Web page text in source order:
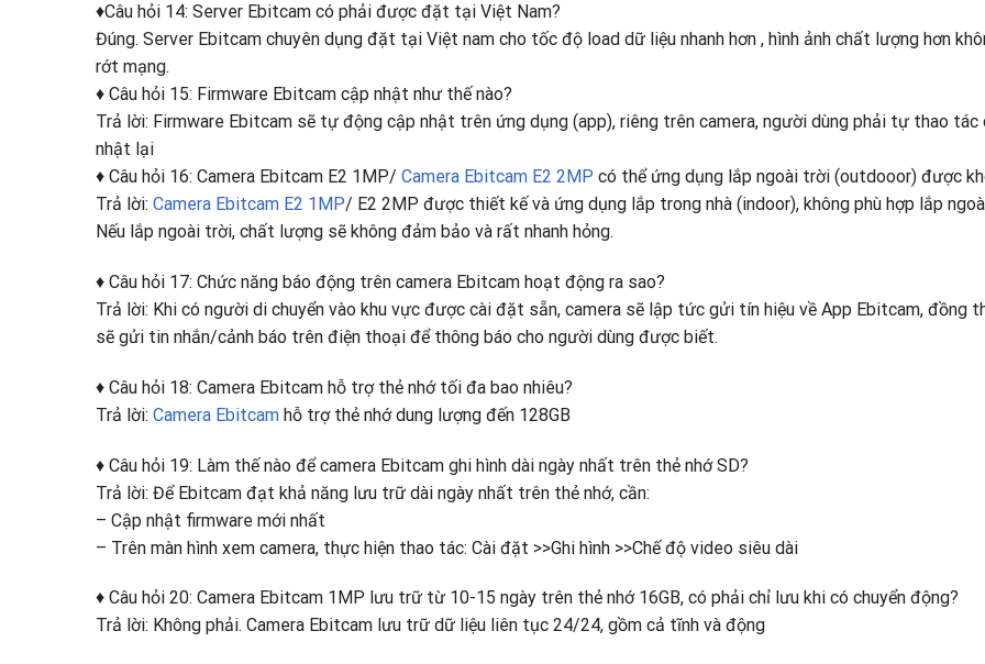
♦Câu hỏi 14: Server Ebitcam có phải được đặt tại Việt Nam?
Đúng. Server Ebitcam chuyên dụng đặt tại Việt nam cho tốc độ load dữ liệu nhanh hơn , hình ảnh chất lượng hơn
rớt mạng.
♦ Câu hỏi 15: Firmware Ebitcam cập nhật như thế nào?
Trả lời: Firmware Ebitcam sẽ tự động cập nhật trên ứng dụng (app), riêng trên camera, người dùng phải tự thao tác
nhật lại
♦ Câu hỏi 16: Camera Ebitcam E2 1MP/ Camera Ebitcam E2 2MP có thể ứng dụng lắp ngoài trời (outdooor) được
Trả lời: Camera Ebitcam E2 1MP/ E2 2MP được thiết kế và ứng dụng lắp trong nhà (indoor), không phù hợp lắp
Nếu lắp ngoài trời, chất lượng sẽ không đảm bảo và rất nhanh hỏng.
♦ Câu hỏi 17: Chức năng báo động trên camera Ebitcam hoạt động ra sao?
Trả lời: Khi có người di chuyển vào khu vực được cài đặt sẵn, camera sẽ lập tức gửi tín hiệu về App Ebitcam, đồng
sẽ gửi tin nhắn/cảnh báo trên điện thoại để thông báo cho người dùng được biết.
♦ Câu hỏi 18: Camera Ebitcam hỗ trợ thẻ nhớ tối đa bao nhiêu?
Trả lời: Camera Ebitcam hỗ trợ thẻ nhớ dung lượng đến 128GB
♦ Câu hỏi 19: Làm thế nào để camera Ebitcam ghi hình dài ngày nhất trên thẻ nhớ SD?
Trả lời: Để Ebitcam đạt khả năng lưu trữ dài ngày nhất trên thẻ nhớ, cần:
– Cập nhật firmware mới nhất
– Trên màn hình xem camera, thực hiện thao tác: Cài đặt >>Ghi hình >>Chế độ video siêu dài
♦ Câu hỏi 20: Camera Ebitcam 1MP lưu trữ từ 10-15 ngày trên thẻ nhớ 16GB, có phải chỉ lưu khi có chuyển động?
Trả lời: Không phải. Camera Ebitcam lưu trữ dữ liệu liên tục 24/24, gồm cả tĩnh và động